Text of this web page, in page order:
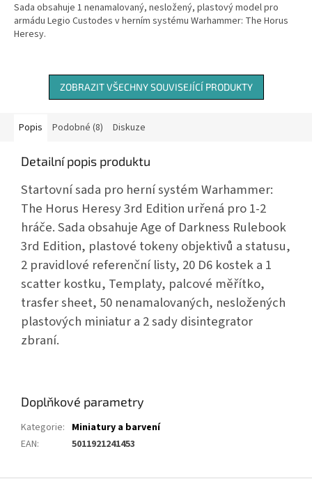
Sada obsahuje 1 nenamalovaný, nesložený, plastový model pro
armádu Legio Custodes v herním systému Warhammer: The Horus
Heresy.
ZOBRAZIT VŠECHNY SOUVISEJÍCÍ PRODUKTY
Popis Podobné (8) Diskuze
Detailní popis produktu
Startovní sada pro herní systém Warhammer:
The Horus Heresy 3rd Edition urřená pro 1-2
hráče. Sada obsahuje Age of Darkness Rulebook
3rd Edition, plastové tokeny objektivů a statusu,
2 pravidlové referenční listy, 20 D6 kostek a 1
scatter kostku, Templaty, palcové měřítko,
trasfer sheet, 50 nenamalovaných, nesložených
plastových miniatur a 2 sady disintegrator
zbraní.
Doplňkové parametry
Kategorie: Miniatury a barvení
EAN: 5011921241453